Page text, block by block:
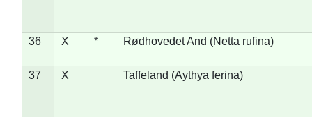
36 X * Rødhovedet And (Netta rufina)
37 X Taffeland (Aythya ferina)